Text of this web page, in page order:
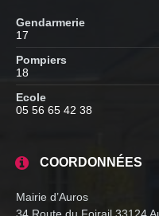
Gendarmerie
17
Pompiers
18
Ecole
05 56 65 42 38
COORDONNÉES
Mairie d’Auros
34 Route du Foirail 33124